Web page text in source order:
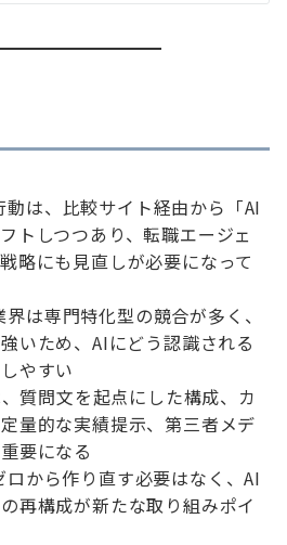
は、比較サイト経由から「AI
トしつつあり、転職エージェ
略にも見直しが必要になって
は専門特化型の競合が多く、
いため、AIにどう認識される
やすい
質問文を起点にした構成、カ
量的な実績提示、第三者メデ
要になる
から作り直す必要はなく、AI
再構成が新たな取り組みポイ